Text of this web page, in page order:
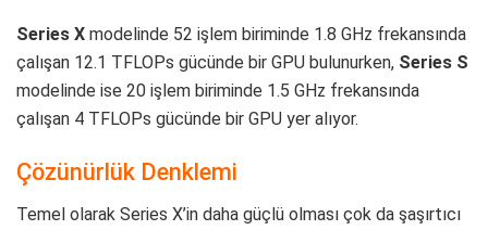
Series X modelinde 52 işlem biriminde 1.8 GHz frekansında
çalışan 12.1 TFLOPs gücünde bir GPU bulunurken, Series S
modelinde ise 20 işlem biriminde 1.5 GHz frekansında
çalışan 4 TFLOPs gücünde bir GPU yer alıyor.
Çözünürlük Denklemi
Temel olarak Series X’in daha güçlü olması çok da şaşırtıcı